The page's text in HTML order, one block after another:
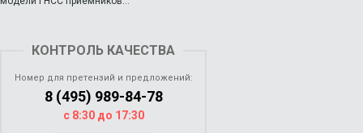
КОНТРОЛЬ КАЧЕСТВА
Номер для претензий и предложений:
8 (495) 989-84-78
с 8:30 до 17:30